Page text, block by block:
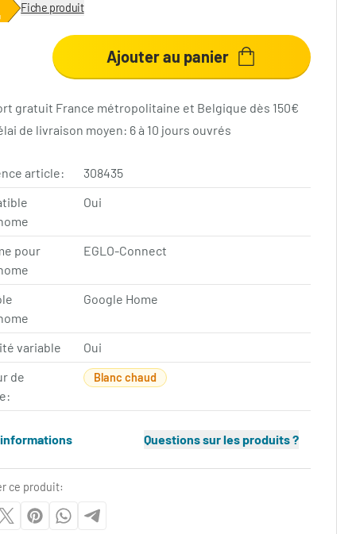
Fiche produit
Ajouter au panier
gratuit France métropolitaine et Belgique dès 150€
de livraison moyen: 6 à 10 jours ouvrés
article:
308435
Oui
pour
EGLO-Connect
Google Home
variable
Oui
de
Blanc chaud
Questions sur les produits ?
ce produit: